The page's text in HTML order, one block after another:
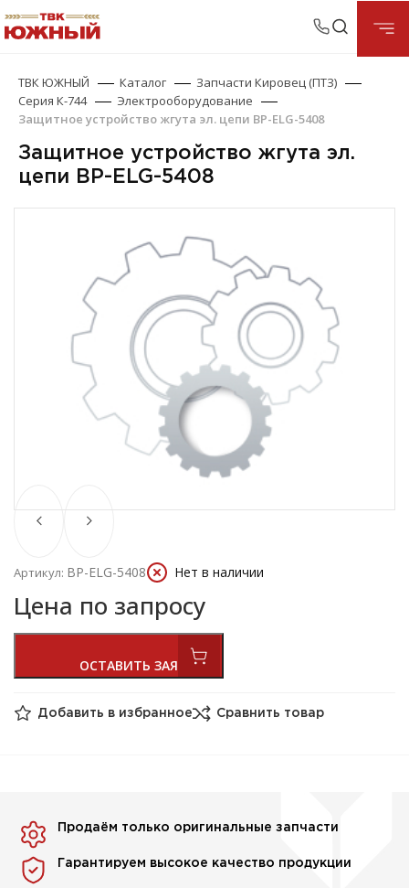
ТВК ЮЖНЫЙ Каталог
Запчасти Кировец (ПТЗ)
Серия К-744
Электрооборудование
Защитное устройство жгута эл. цепи BP-ELG-5408
Защитное устройство жгута эл.
цепи BP-ELG-5408
Артикул: BP-ELG-5408 Нет в наличии
Цена по запросу
Добавить в избранное Сравнить товар
Продаём только оригинальные запчасти
Гарантируем высокое качество продукции